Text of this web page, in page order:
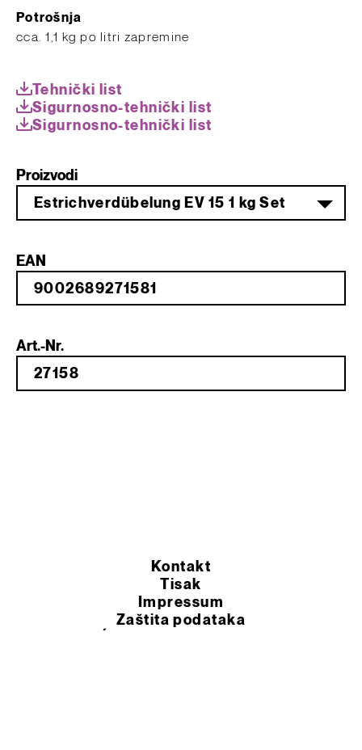
Potrošnja
​cca. 1,1 kg po litri zapremine
Tehnički list
Sigurnosno-tehnički list
Sigurnosno-tehnički list
Proizvodi
Estrichverdübelung EV 15 1 kg Set
EAN
Art.-Nr.
Kontakt
Tisak
Impressum
Zaštita podataka